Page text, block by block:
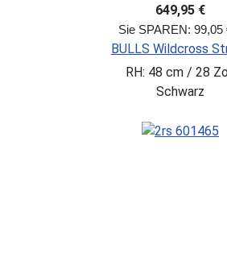
649,95 €
Sie SPAREN: 99,05
BULLS Wildcross
RH: 48 cm / 28
Schwarz